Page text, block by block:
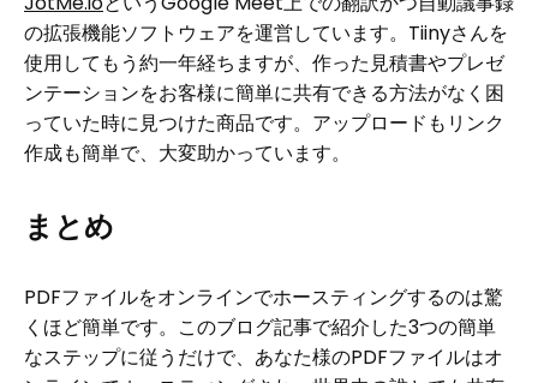
の拡張機能ソフトウェアを運営しています。Tiinyさんを
使用してもう約一年経ちますが、作った見積書やプレゼ
ンテーションをお客様に簡単に共有できる方法がなく困
っていた時に見つけた商品です。アップロードもリンク
作成も簡単で、大変助かっています。
まとめ
PDFファイルをオンラインでホースティングするのは驚
くほど簡単です。このブログ記事で紹介した3つの簡単
なステップに従うだけで、あなた様のPDFファイルはオ